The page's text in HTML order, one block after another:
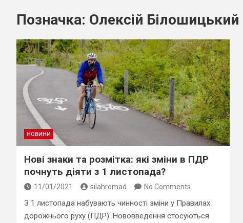
Позначка: Олексій Білошицький
НОВИНИ
Нові знаки та розмітка: які зміни в ПДР
почнуть діяти з 1 листопада?
11/01/2021 silahromad No Comments
З 1 листопада набувають чинності зміни у Правилах
дорожнього руху (ПДР). Нововведення стосуються